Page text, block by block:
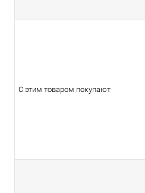
С этим товаром покупают